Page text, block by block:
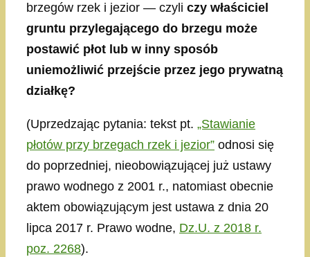
brzegów rzek i jezior — czyli czy właściciel
gruntu przylegającego do brzegu może
postawić płot lub w inny sposób
uniemożliwić przejście przez jego prywatną
działkę?
(Uprzedzając pytania: tekst pt. „Stawianie
płotów przy brzegach rzek i jezior” odnosi się
do poprzedniej, nieobowiązującej już ustawy
prawo wodnego z 2001 r., natomiast obecnie
aktem obowiązującym jest ustawa z dnia 20
lipca 2017 r. Prawo wodne, Dz.U. z 2018 r.
poz. 2268).